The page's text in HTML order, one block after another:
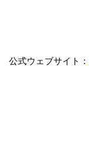
公式ウェブサイト：